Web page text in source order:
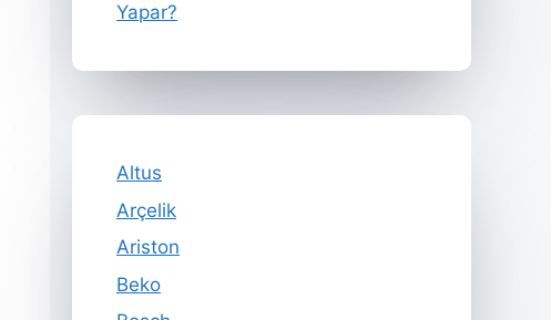
Yapar?
Altus
Arçelik
Ariston
Beko